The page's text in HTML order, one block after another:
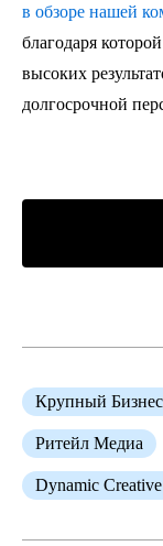
в обзоре нашей
благодаря
высоких
долгосрочной
Крупный Бизнес
Ритейл Медиа
Dynamic